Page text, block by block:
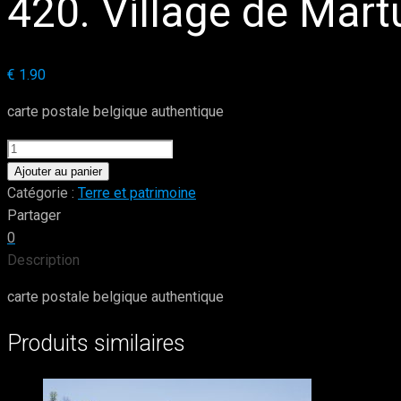
420. Village de
€ 1.90
carte postale belgique authentique
quantité
de
420.
Village
de
Martué
Ajouter au panier
Catégorie : Terre et patrimoine
Partager
0
Description
carte postale belgique authentique
Produits similaires